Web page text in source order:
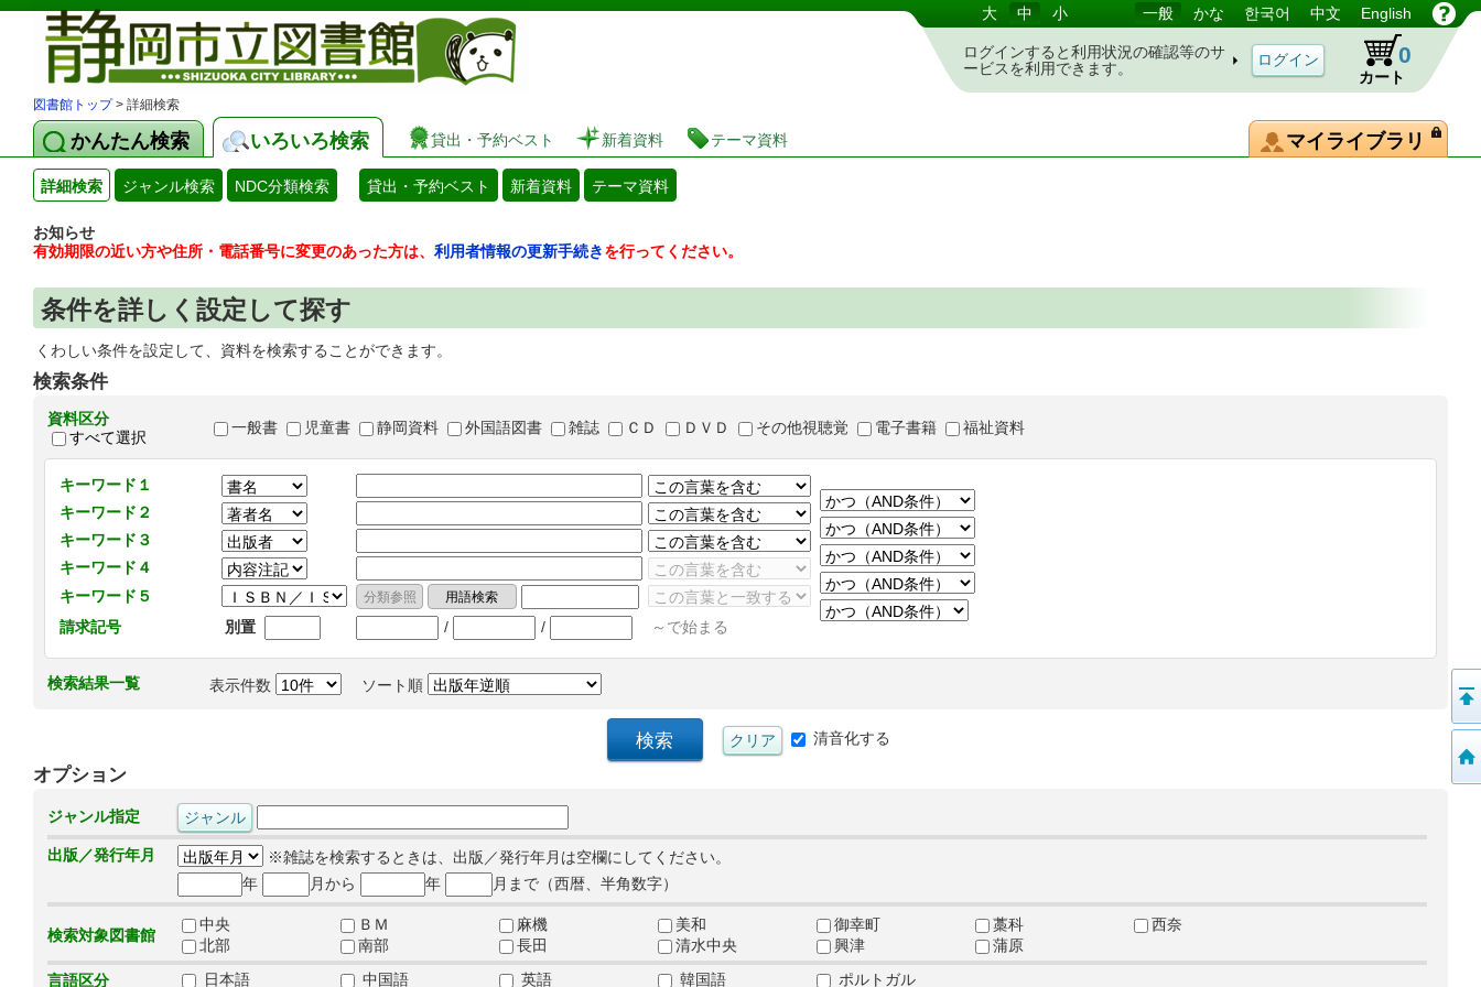
図書館 蔵書検索・予約システム 大 中 小 一般 かな 한국어 中文 English
ログインすると利用状況の確認等のサ
ービスを利用できます。
カート
0
図書館トップ> 詳細検索
かんたん検索 いろいろ検索 貸出・予約ベスト 新着資料 テーマ資料 マイライブラリ
詳細検索 ジャンル検索 NDC分類検索 貸出・予約ベスト 新着資料 テーマ資料
お知らせ
有効期限の近い方や住所・電話番号に変更のあった方は、 利用者情報の更新手続きを行ってください。
条件を詳しく設定して探す
くわしい条件を設定して、資料を検索することができます。
検索条件
資料区分
すべて選択
一般書 児童書 静岡資料 外国語図書 雑誌 ＣＤ ＤＶＤ その他視聴覚 電子書籍 福祉資料
キーワード１
キーワード２
キーワード３
キーワード４
キーワード５
請求記号
別置 / / ～で始まる
検索結果一覧 表示件数 ソート順
清音化する
オプション
ジャンル指定
出版／発行年月
※雑誌を検索するときは、出版／発行年月は空欄にしてください。
年
月から 年 月まで（西暦、半角数字）
検索対象図書館
中央 ＢＭ 麻機 美和 御幸町 藁科
西奈
北部
南部 長田 清水中央 興津
蒲原
言語区分
日本語 中国語 英語 韓国語 ポルトガル